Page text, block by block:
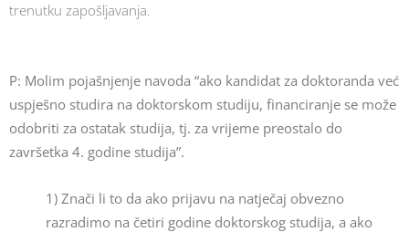
trenutku zapošljavanja.
P: Molim pojašnjenje navoda “ako kandidat za doktoranda već
uspješno studira na doktorskom studiju, financiranje se može
odobriti za ostatak studija, tj. za vrijeme preostalo do
završetka 4. godine studija”.
1) Znači li to da ako prijavu na natječaj obvezno
razradimo na četiri godine doktorskog studija, a ako